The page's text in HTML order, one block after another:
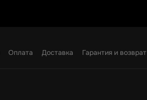
Оплата Доставка Гарантия и возврат